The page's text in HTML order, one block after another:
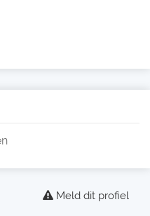
Meld dit profiel